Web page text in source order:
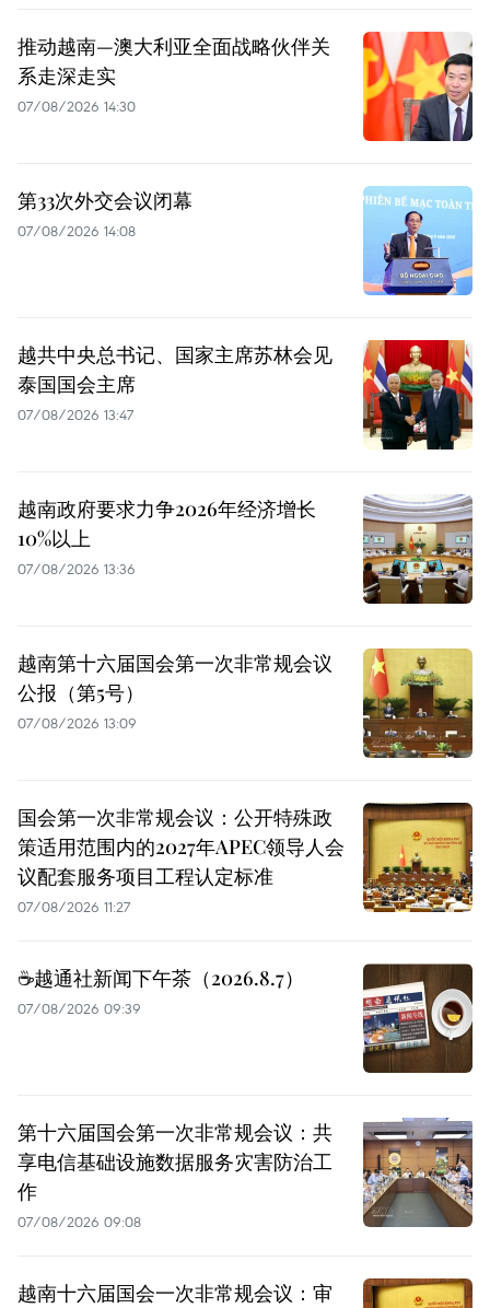
推动越南—澳大利亚全面战略伙伴关
系走深走实
07/08/2026 14:30
第33次外交会议闭幕
07/08/2026 14:08
越共中央总书记、国家主席苏林会见
泰国国会主席
07/08/2026 13:47
越南政府要求力争2026年经济增长
10%以上
07/08/2026 13:36
越南第十六届国会第一次非常规会议
公报（第5号）
07/08/2026 13:09
国会第一次非常规会议：公开特殊政
策适用范围内的2027年APEC领导人会
议配套服务项目工程认定标准
07/08/2026 11:27
☕️越通社新闻下午茶（2026.8.7）
07/08/2026 09:39
第十六届国会第一次非常规会议：共
享电信基础设施数据服务灾害防治工
作
07/08/2026 09:08
越南十六届国会一次非常规会议：审